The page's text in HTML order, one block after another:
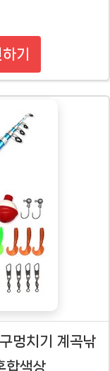
기
멍치기 계곡낚
합색상